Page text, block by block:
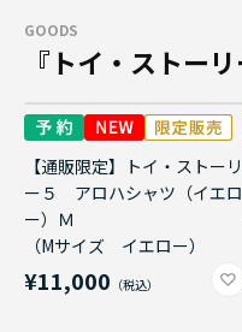
GOODS
『トイ・ストーリ
【通販限定】トイ・ストーリ
ー５ アロハシャツ（イエロ
ー）Ｍ
（Mサイズ イエロー）
¥11,000